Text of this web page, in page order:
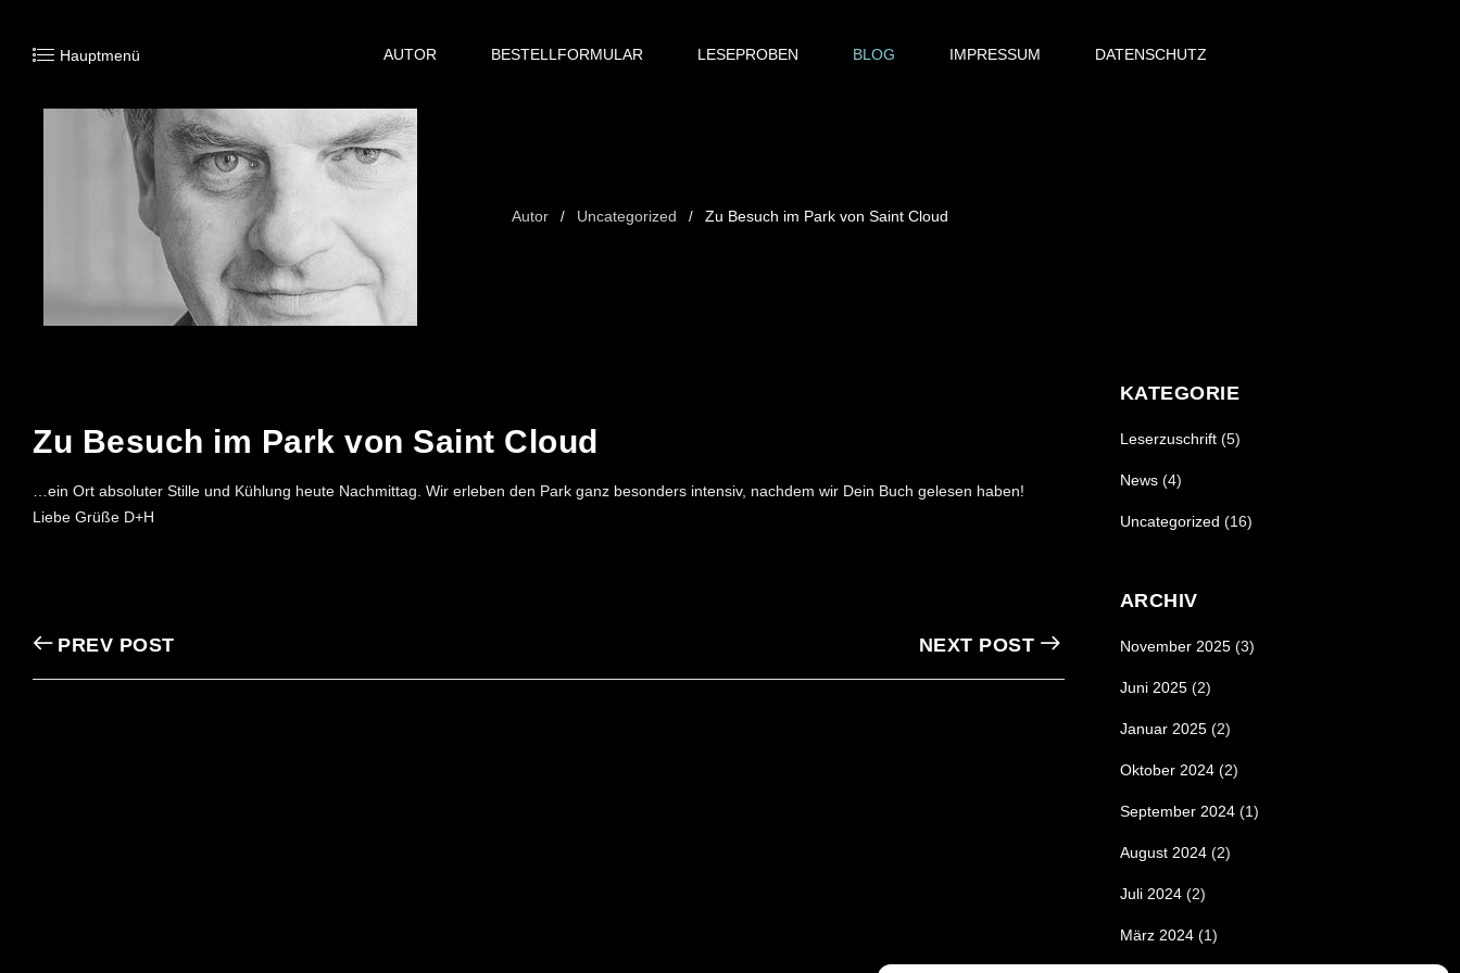
Hauptmenü AUTOR BESTELLFORMULAR LESEPROBEN BLOG IMPRESSUM DATENSCHUTZ
Autor / Uncategorized / Zu Besuch im Park von Saint Cloud
Zu Besuch im Park von Saint Cloud
…ein Ort absoluter Stille und Kühlung heute Nachmittag. Wir erleben den Park ganz besonders intensiv, nachdem wir Dein Buch gelesen haben!
Liebe Grüße D+H
PREV POST NEXT POST
KATEGORIE
Leserzuschrift(5)
News(4)
Uncategorized (16)
ARCHIV
November 2025(3)
Juni 2025(2)
Januar 2025(2)
Oktober 2024(2)
September 2024(1)
August 2024(2)
Juli 2024(2)
März 2024(1)